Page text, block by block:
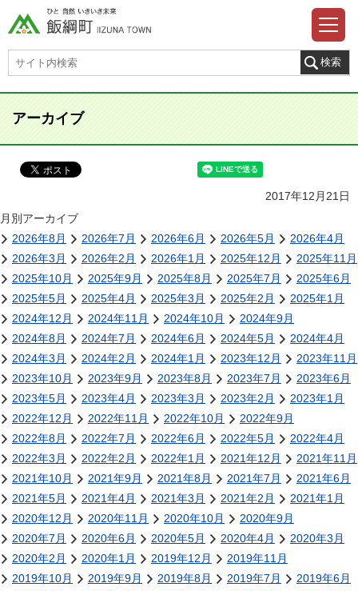
アーカイブ
2017年12月21日
月別アーカイブ
2026年8月
2026年7月 2026年6月 2026年5月
2026年4月
2026年3月
2026年2月 2026年1月 2025年12月
2025年11月
2025年10月
2025年9月 2025年8月 2025年7月
2025年6月
2025年5月
2025年4月 2025年3月 2025年2月
2025年1月
2024年12月
2024年11月 2024年10月
2024年9月
2024年8月
2024年7月 2024年6月 2024年5月
2024年4月
2024年3月
2024年2月 2024年1月 2023年12月
2023年11月
2023年10月
2023年9月 2023年8月 2023年7月
2023年6月
2023年5月
2023年4月 2023年3月 2023年2月
2023年1月
2022年12月
2022年11月 2022年10月
2022年9月
2022年8月
2022年7月 2022年6月 2022年5月
2022年4月
2022年3月
2022年2月 2022年1月 2021年12月
2021年11月
2021年10月
2021年9月 2021年8月 2021年7月
2021年6月
2021年5月
2021年4月 2021年3月 2021年2月
2021年1月
2020年12月
2020年11月 2020年10月
2020年9月
2020年7月
2020年6月 2020年5月 2020年4月
2020年3月
2020年2月
2020年1月 2019年12月
2019年11月
2019年10月
2019年9月 2019年8月 2019年7月
2019年6月